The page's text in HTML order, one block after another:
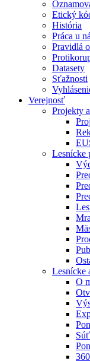
Etický
História
Práca u
Pravidlá
Datasety
Sťažnosti
Verejnosť
Projekty
Lesnícke
Lesnícke
O